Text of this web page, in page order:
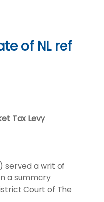
of NL ref
Tax Levy
served a writ of
a summary
Court of The